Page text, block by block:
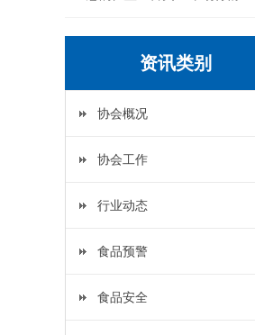
资讯类别
协会概况
协会工作
行业动态
食品预警
食品安全